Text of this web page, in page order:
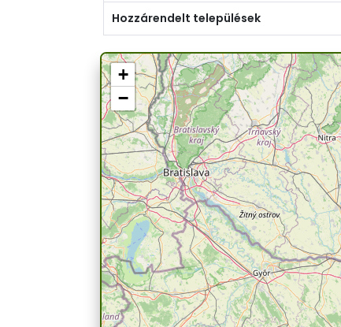
Hozzárendelt települések
+
−